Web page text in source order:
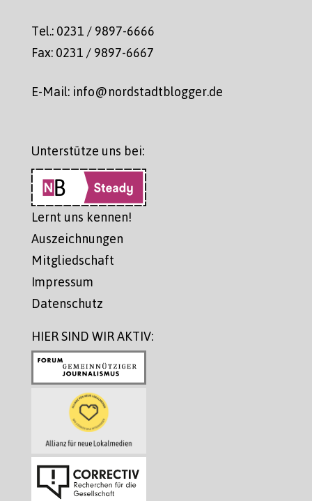
Tel.: 0231 / 9897-6666
Fax: 0231 / 9897-6667
E-Mail: info@nordstadtblogger.de
Unterstütze uns bei:
Lernt uns kennen!
Auszeichnungen
Mitgliedschaft
Impressum
Datenschutz
HIER SIND WIR AKTIV: